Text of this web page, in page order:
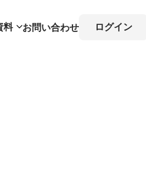
料 お問い合わせ ログイン